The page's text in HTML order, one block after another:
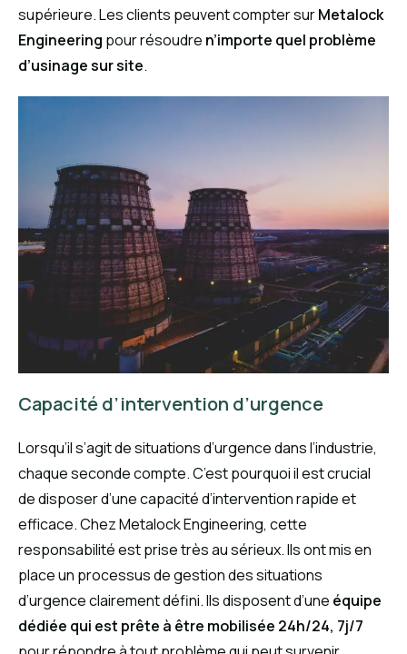
supérieure. Les clients peuvent compter surMetalock
Engineering pour résoudre n’importe quel problème
d’usinage sur site.
Capacité d’intervention d’urgence
Lorsqu’il s’agit de situations d’urgence dans l’industrie,
chaque seconde compte. C’est pourquoi il est crucial
de disposer d’une capacité d’intervention rapide et
efficace. Chez Metalock Engineering, cette
responsabilité est prise très au sérieux. Ils ont mis en
place un processus de gestion des situations
d’urgence clairement défini. Ils disposent d’une équipe
dédiée qui est prête à être mobilisée 24h/24, 7j/7